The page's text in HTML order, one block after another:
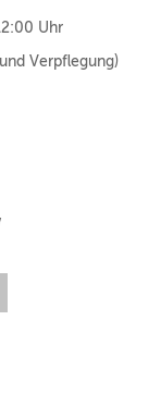
Uhr
Verpflegung)